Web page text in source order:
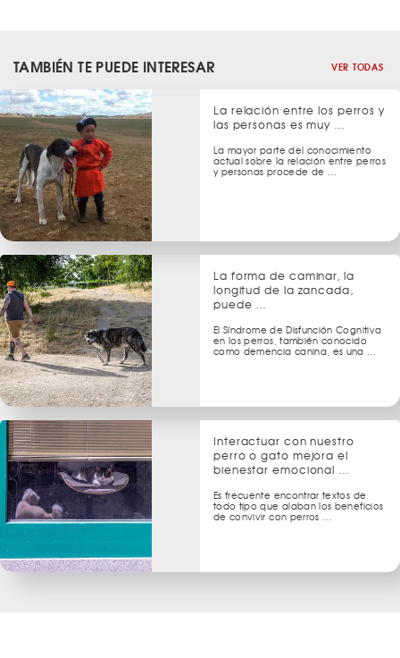
TAMBIÉN TE PUEDE INTERESAR VER TODAS
La relación entre los perros y
las personas es muy …
La mayor parte del conocimiento
actual sobre la relación entre perros
y personas procede de …
La forma de caminar, la
longitud de la zancada,
puede …
El Síndrome de Disfunción Cognitiva
en los perros, también conocido
como demencia canina, es una …
Interactuar con nuestro
perro o gato mejora el
bienestar emocional …
Es frecuente encontrar textos de
todo tipo que alaban los beneficios
de convivir con perros …